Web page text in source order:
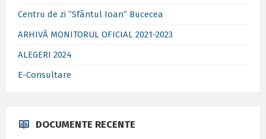
Centru de zi ”Sfântul Ioan” Bucecea
ARHIVĂ MONITORUL OFICIAL 2021-2023
ALEGERI 2024
E-Consultare
DOCUMENTE RECENTE